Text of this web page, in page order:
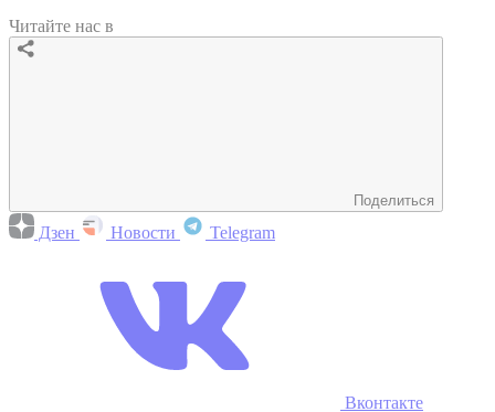
Читайте нас в
Поделиться
Дзен Новости Telegram
Вконтакте